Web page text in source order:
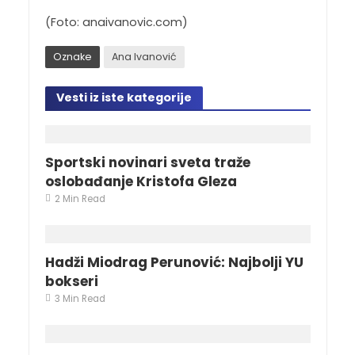
(Foto: anaivanovic.com)
Oznake Ana Ivanović
Vesti iz iste kategorije
Sportski novinari sveta traže
oslobađanje Kristofa Gleza
2 Min Read
Hadži Miodrag Perunović: Najbolji YU
bokseri
3 Min Read